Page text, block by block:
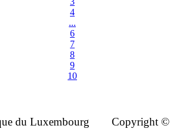
4
...
6
7
8
9
10
Copyright ©